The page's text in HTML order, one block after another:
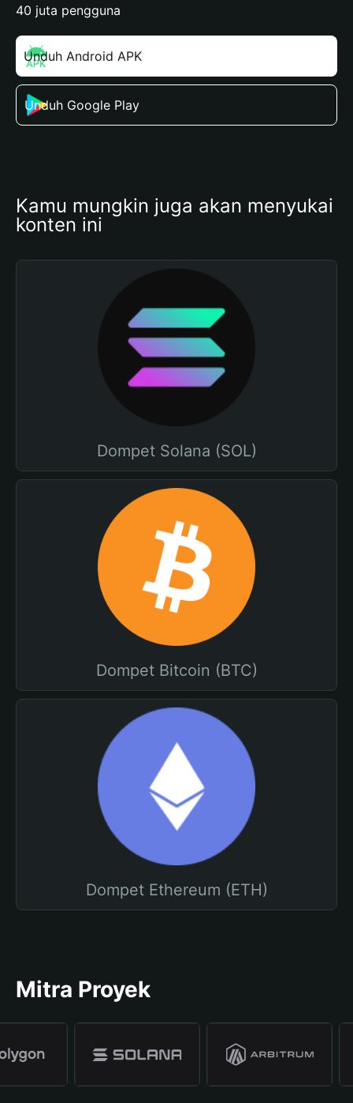
40 juta pengguna
Unduh Android APK
Unduh Google Play
Kamu mungkin juga akan menyukai
konten ini
Dompet Solana (SOL)
Dompet Bitcoin (BTC)
Dompet Ethereum (ETH)
Mitra Proyek